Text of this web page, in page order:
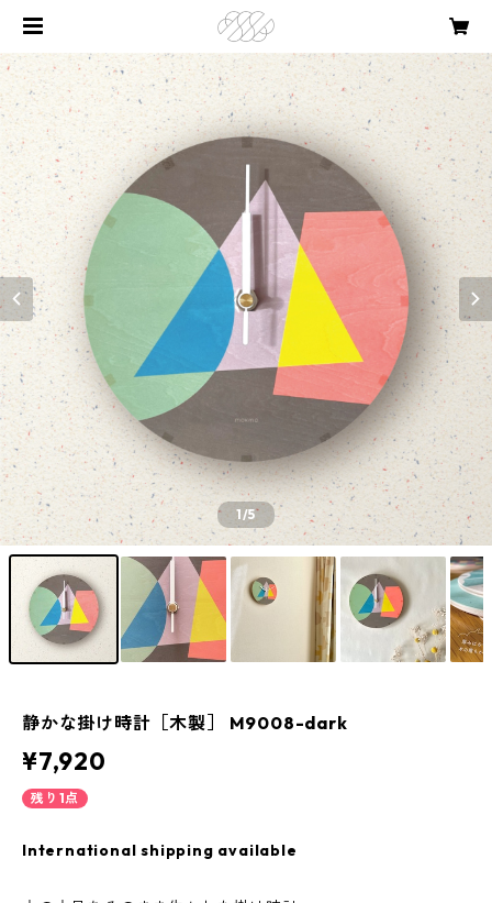
1/5
静かな掛け時計［木製］ M9008-dark
¥7,920
残り1点
International shipping available